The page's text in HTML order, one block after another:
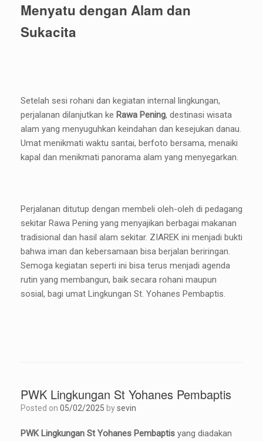
Menyatu dengan Alam dan
Sukacita
Setelah sesi rohani dan kegiatan internal lingkungan,
perjalanan dilanjutkan ke Rawa Pening, destinasi wisata
alam yang menyuguhkan keindahan dan kesejukan danau.
Umat menikmati waktu santai, berfoto bersama, menaiki
kapal dan menikmati panorama alam yang menyegarkan.
Perjalanan ditutup dengan membeli oleh-oleh di pedagang
sekitar Rawa Pening yang menyajikan berbagai makanan
tradisional dan hasil alam sekitar. ZIAREK ini menjadi bukti
bahwa iman dan kebersamaan bisa berjalan beriringan.
Semoga kegiatan seperti ini bisa terus menjadi agenda
rutin yang membangun, baik secara rohani maupun
sosial, bagi umat Lingkungan St. Yohanes Pembaptis.
PWK Lingkungan St Yohanes Pembaptis
Posted on 05/02/2025 bysevin
PWK Lingkungan St Yohanes Pembaptis yang diadakan